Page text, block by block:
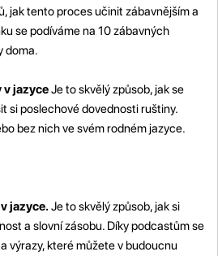
jak tento proces učinit zábavnějším a
se podíváme na 10 zábavných
doma.
v jazyceJe to skvělý způsob, jak se
si poslechové dovednosti ruštiny.
bez nich ve svém rodném jazyce.
jazyce.Je to skvělý způsob, jak si
a slovní zásobu. Díky podcastům se
výrazy, které můžete v budoucnu